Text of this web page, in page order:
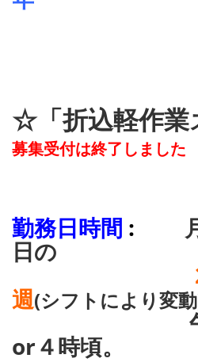
☆「折込軽作業
募集受付は終了しました
勤務日時間 : 月
日の
週(シフトにより変動)
午後1
or４時頃。